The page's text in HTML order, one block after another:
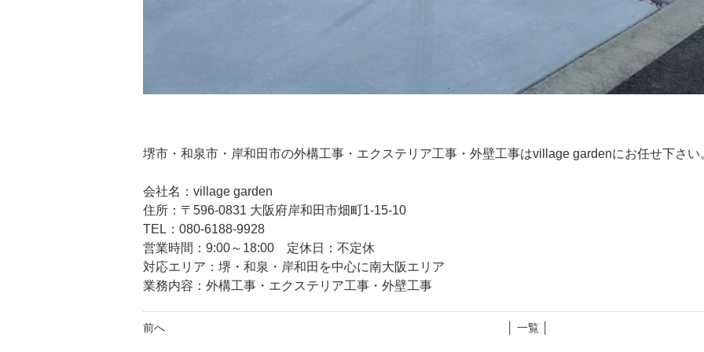
堺市・和泉市・岸和田市の外構工事・エクステリア工事・外壁工事はvillage gardenにお任せ下さい
会社名：village garden
住所：〒596-0831 大阪府岸和田市畑町1-15-10
TEL：080-6188-9928
営業時間：9:00～18:00 定休日：不定休
対応エリア：堺・和泉・岸和田を中心に南大阪エリア
業務内容：外構工事・エクステリア工事・外壁工事
前へ │ 一覧 │